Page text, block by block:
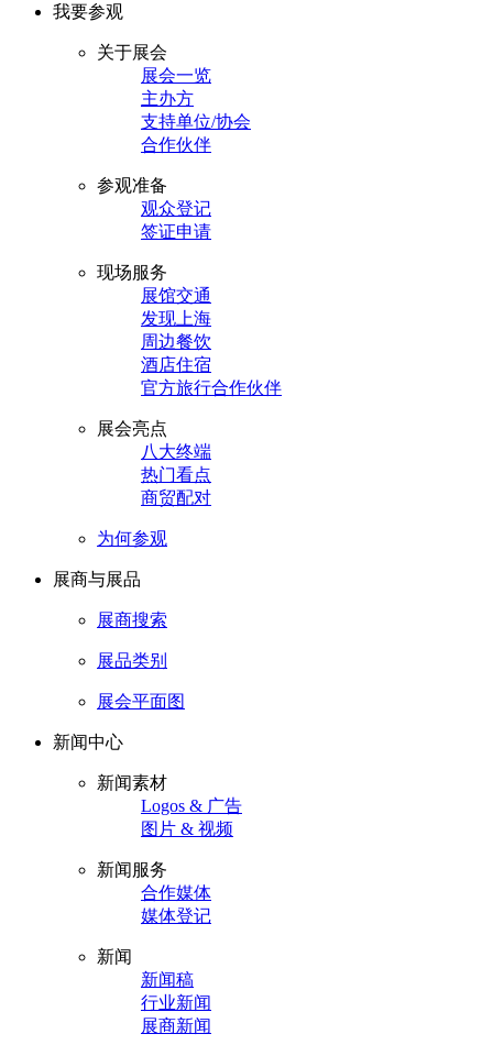
我要参观
关于展会
展会一览
主办方
支持单位/协会
合作伙伴
参观准备
观众登记
签证申请
现场服务
展馆交通
发现上海
周边餐饮
酒店住宿
官方旅行合作伙伴
展会亮点
八大终端
热门看点
商贸配对
为何参观
展商与展品
展商搜索
展品类别
展会平面图
新闻中心
新闻素材
Logos & 广告
图片 & 视频
新闻服务
合作媒体
媒体登记
新闻
新闻稿
行业新闻
展商新闻